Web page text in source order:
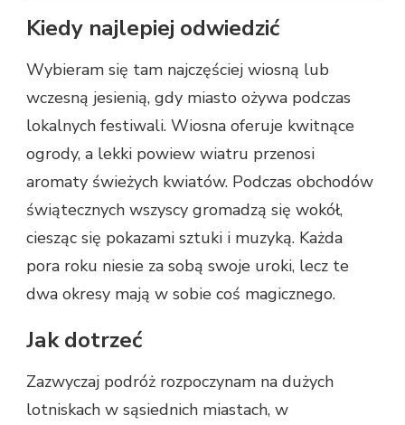
Kiedy najlepiej odwiedzić
Wybieram się tam najczęściej wiosną lub
wczesną jesienią, gdy miasto ożywa podczas
lokalnych festiwali. Wiosna oferuje kwitnące
ogrody, a lekki powiew wiatru przenosi
aromaty świeżych kwiatów. Podczas obchodów
świątecznych wszyscy gromadzą się wokół,
ciesząc się pokazami sztuki i muzyką. Każda
pora roku niesie za sobą swoje uroki, lecz te
dwa okresy mają w sobie coś magicznego.
Jak dotrzeć
Zazwyczaj podróż rozpoczynam na dużych
lotniskach w sąsiednich miastach, w